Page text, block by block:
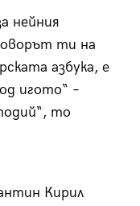
нейния
ти на
азбука, е
игото“ –
то
Кирил